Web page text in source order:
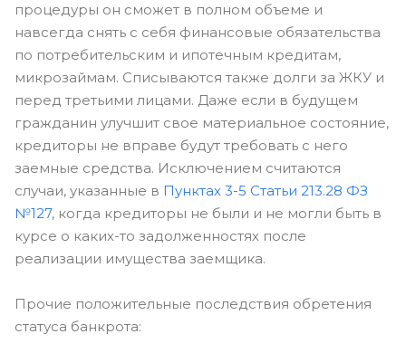
процедуры он сможет в полном объеме и
навсегда снять с себя финансовые обязательства
по потребительским и ипотечным кредитам,
микрозаймам. Списываются также долги за ЖКУ и
перед третьими лицами. Даже если в будущем
гражданин улучшит свое материальное состояние,
кредиторы не вправе будут требовать с него
заемные средства. Исключением считаются
случаи, указанные в Пунктах 3-5 Статьи 213.28 ФЗ
№127, когда кредиторы не были и не могли быть в
курсе о каких-то задолженностях после
реализации имущества заемщика.
Прочие положительные последствия обретения
статуса банкрота: